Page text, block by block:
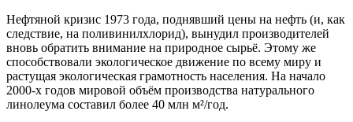
Нефтяной кризис 1973 года, поднявший цены на нефть (и, как
следствие, на поливинилхлорид), вынудил производителей
вновь обратить внимание на природное сырьё. Этому же
способствовали экологическое движение по всему миру и
растущая экологическая грамотность населения. На начало
2000-х годов мировой объём производства натурального
линолеума составил более 40 млн м²/год.